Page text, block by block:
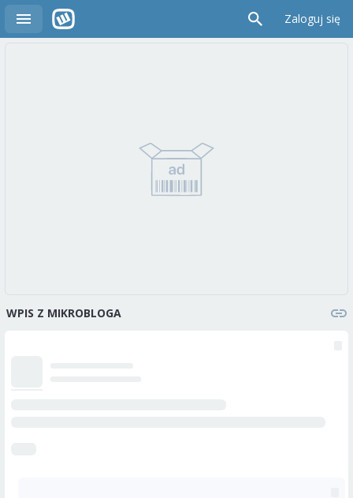
Zaloguj się
WPIS Z MIKROBLOGA